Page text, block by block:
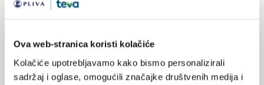
Ova web-stranica koristi kolačiće
Kolačiće upotrebljavamo kako bismo personalizirali
sadržaj i oglase, omogućili značajke društvenih medija i
Veza krvnog tlaka i volumena sive moždane tvari
Mjesec mjerenja: Kako uspješno mjeriti i kontrolirati